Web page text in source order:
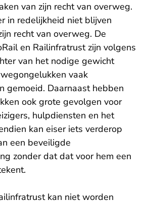
van zijn recht van overweg.
in redelijkheid niet blijven
recht van overweg. De
en Railinfratrust zijn volgens
van het nodige gewicht
vaak
gemoeid. Daarnaast hebben
ook grote gevolgen voor
hulpdiensten en het
kan eiser iets verderop
een beveiligde
zonder dat dat voor hem een
kan niet worden